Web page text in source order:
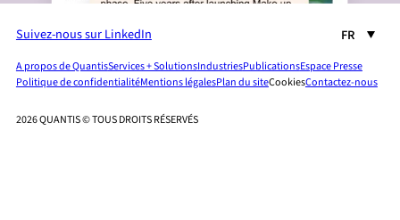
Suivez-nous sur LinkedIn FR
A propos de QuantisServices + SolutionsIndustriesPublicationsEspace Presse
Politique de confidentialitéMentions légalesPlan du siteCookiesContactez-nous
2026 QUANTIS © TOUS DROITS RÉSERVÉS